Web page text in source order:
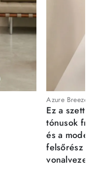
Azure Breeze
Ez a szett
tónusok
és a
felsőrész